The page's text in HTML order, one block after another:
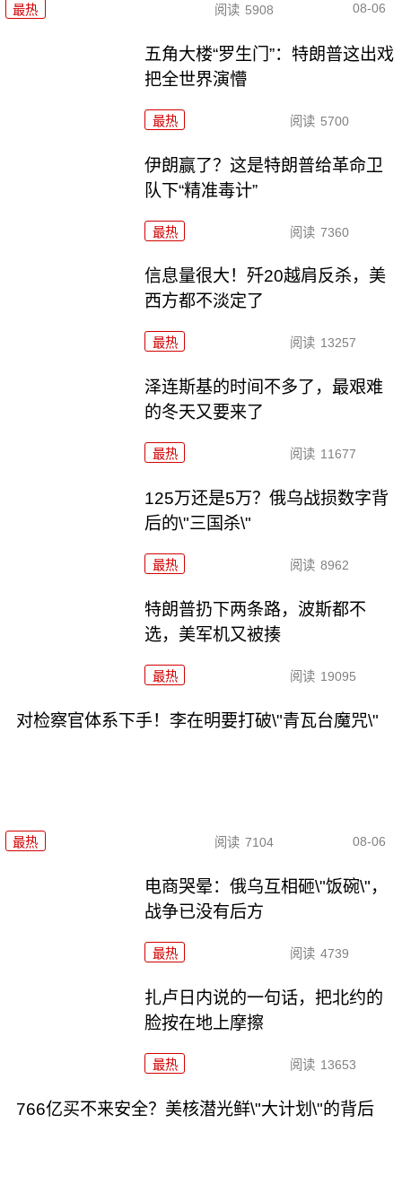
最热 阅读 5908 08-06
五角大楼“罗生门”：特朗普这出戏
把全世界演懵
最热 阅读 5700
伊朗赢了？这是特朗普给革命卫
队下“精准毒计”
最热 阅读 7360
信息量很大！歼20越肩反杀，美
西方都不淡定了
最热 阅读 13257
泽连斯基的时间不多了，最艰难
的冬天又要来了
最热 阅读 11677
125万还是5万？俄乌战损数字背
后的\"三国杀\"
最热 阅读 8962
特朗普扔下两条路，波斯都不
选，美军机又被揍
最热 阅读 19095
对检察官体系下手！李在明要打破\"青瓦台魔咒\"
最热 阅读 7104 08-06
电商哭晕：俄乌互相砸\"饭碗\"，
战争已没有后方
最热 阅读 4739
扎卢日内说的一句话，把北约的
脸按在地上摩擦
最热 阅读 13653
766亿买不来安全？美核潜光鲜\"大计划\"的背后